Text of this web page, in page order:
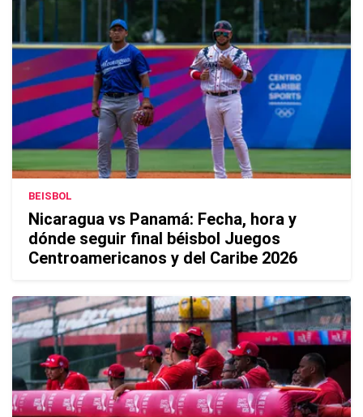
BEISBOL
Nicaragua vs Panamá: Fecha, hora y
dónde seguir final béisbol Juegos
Centroamericanos y del Caribe 2026